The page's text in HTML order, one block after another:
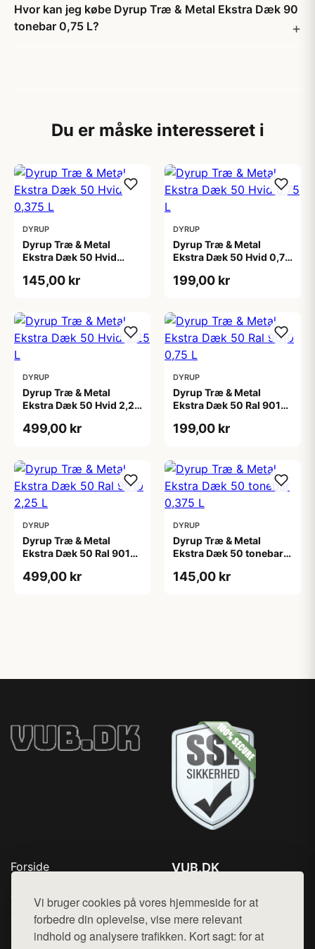
Vi bruger cookies på vores hjemmeside for at
forbedre din oplevelse, vise mere relevant
indhold og analysere trafikken. Kort sagt: for at
Hvor kan jeg købe Dyrup Træ & Metal Ekstra Dæk 90
tonebar 0,75 L?
Du er måske interesseret i
DYRUP
Dyrup Træ & Metal
Ekstra Dæk 50 Hvid
145,00 kr
DYRUP
Dyrup Træ & Metal
Ekstra Dæk 50 Hvid 0,75
199,00 kr
DYRUP
Dyrup Træ & Metal
Ekstra Dæk 50 Hvid 2,25
499,00 kr
DYRUP
Dyrup Træ & Metal
Ekstra Dæk 50 Ral 9010
199,00 kr
DYRUP
Dyrup Træ & Metal
Ekstra Dæk 50 Ral 9010
499,00 kr
DYRUP
Dyrup Træ & Metal
Ekstra Dæk 50 tonebar
145,00 kr
Forside
Top Rabatter
Jotun maling
Kontakt
VUB.DK
Mail: hej@want.dk
Cookie- og privatlivspolitik